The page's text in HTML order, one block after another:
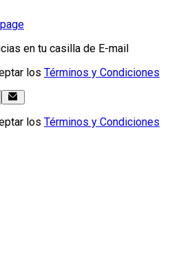
en tu casilla de E-mail
los Términos y Condiciones
los Términos y Condiciones